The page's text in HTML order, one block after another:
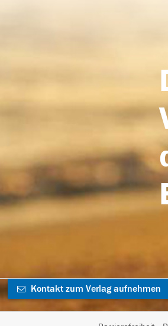
Kontakt zum Verlag aufnehmen